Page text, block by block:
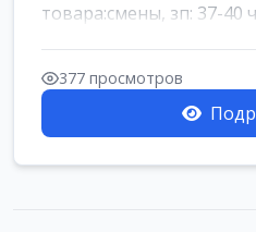
товара:смены, зп: 37-40
377 просмотров